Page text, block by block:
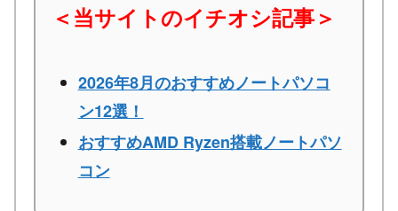
＜当サイトのイチオシ記事＞
2026年8月のおすすめノートパソコ
ン12選！
おすすめAMD Ryzen搭載ノートパソ
コン